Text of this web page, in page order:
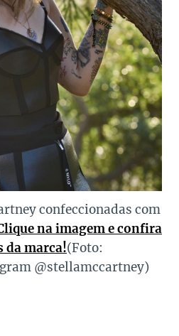
confeccionadas com
na imagem e confira
da marca!(Foto:
@stellamccartney)